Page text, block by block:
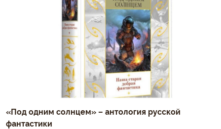
«Под одним солнцем» – антология русской
фантастики